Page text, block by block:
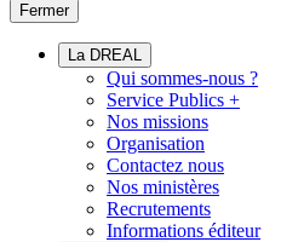
Fermer
La DREAL
Qui sommes-nous ?
Service Publics +
Nos missions
Organisation
Contactez nous
Nos ministères
Recrutements
Informations éditeur